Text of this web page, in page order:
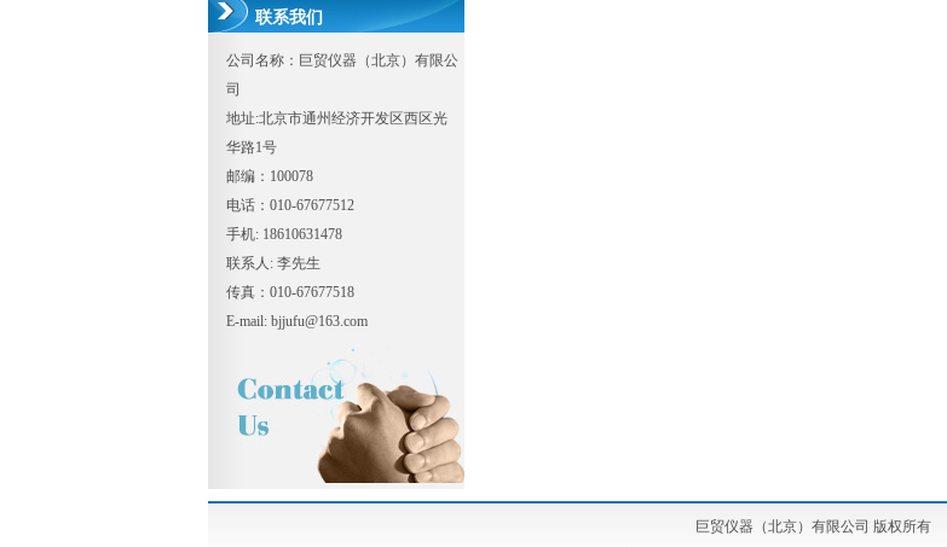
联系我们
公司名称：巨贸仪器（北京）有限公
司
地址:北京市通州经济开发区西区光
华路1号
邮编：100078
电话：010-67677512
手机: 18610631478
联系人: 李先生
传真：010-67677518
E-mail: bjjufu@163.com
巨贸仪器（北京）有限公司 版权所有